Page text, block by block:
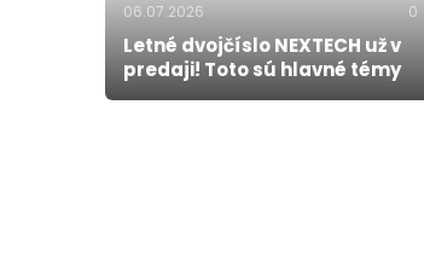
06.07.2026 0
Letné dvojčíslo NEXTECH už v
predaji! Toto sú hlavné témy